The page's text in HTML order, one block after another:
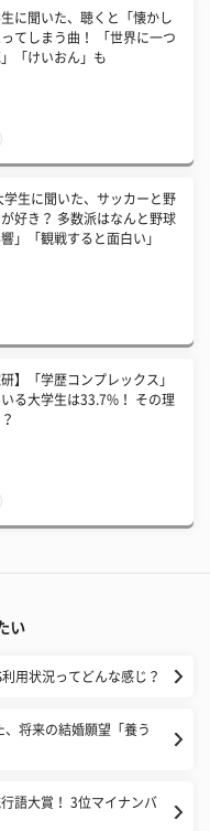
に聞いた、聴くと「懐かし
てしまう曲！ 「世界に一つ
「けいおん」も
学生に聞いた、サッカーと野
好き？ 多数派はなんと野球
響」「観戦すると面白い」
研】「学歴コンプレックス」
る大学生は33.7%！ その理
い
用状況ってどんな感じ？
将来の結婚願望「養う
語大賞！ 3位マイナンバ